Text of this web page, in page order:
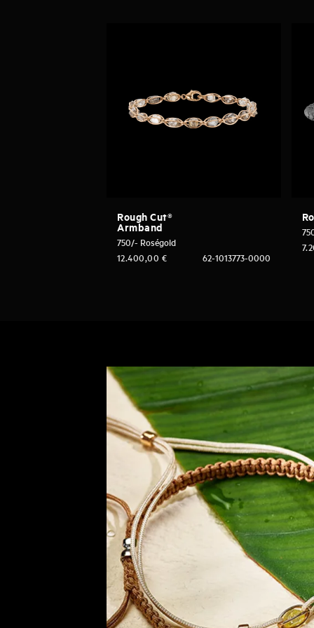
Rough Cut®
Armband
750/- Roségold
62-1013773-0000
12.400,00 €